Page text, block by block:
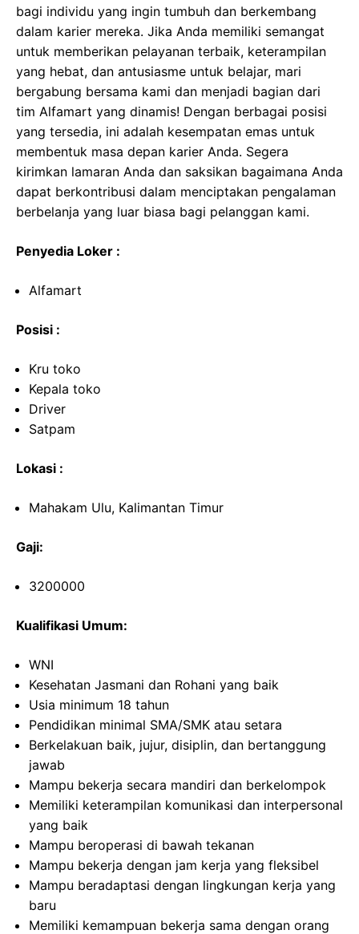
bagi individu yang ingin tumbuh dan berkembang
dalam karier mereka. Jika Anda memiliki semangat
untuk memberikan pelayanan terbaik, keterampilan
yang hebat, dan antusiasme untuk belajar, mari
bergabung bersama kami dan menjadi bagian dari
tim Alfamart yang dinamis! Dengan berbagai posisi
yang tersedia, ini adalah kesempatan emas untuk
membentuk masa depan karier Anda. Segera
kirimkan lamaran Anda dan saksikan bagaimana Anda
dapat berkontribusi dalam menciptakan pengalaman
berbelanja yang luar biasa bagi pelanggan kami.
Penyedia Loker :
Alfamart
Posisi :
Kru toko
Kepala toko
Driver
Satpam
Lokasi :
Mahakam Ulu, Kalimantan Timur
Gaji:
3200000
Kualifikasi Umum:
WNI
Kesehatan Jasmani dan Rohani yang baik
Usia minimum 18 tahun
Pendidikan minimal SMA/SMK atau setara
Berkelakuan baik, jujur, disiplin, dan bertanggung
jawab
Mampu bekerja secara mandiri dan berkelompok
Memiliki keterampilan komunikasi dan interpersonal
yang baik
Mampu beroperasi di bawah tekanan
Mampu bekerja dengan jam kerja yang fleksibel
Mampu beradaptasi dengan lingkungan kerja yang
baru
Memiliki kemampuan bekerja sama dengan orang